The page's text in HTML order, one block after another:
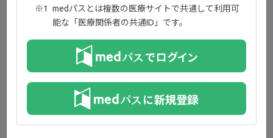
FINCH1試験：投与52週時のmTSSのベースラインからの変
化量（副次評価項目）（追加された評価項目）【07:31】
FINCH1試験：投与12週時、24週時、52週時の
DAS28（CRP）＜2.6 達成率（副次評価項目）【08:03】
FINCH1試験：投与12週時、24週時、52週時のSDAI≦3.3
達成率（追加された評価項目）【08:50】
medパスとは複数の医療サイトで共通して利用可
能な「医療関係者の共通ID」です。